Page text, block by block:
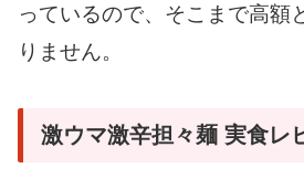
っているので、そこまで高額
りません。
激ウマ激辛担々麺 実食レ